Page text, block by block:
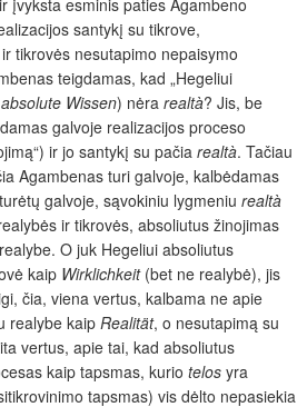
įvyksta esminis paties Agambeno
santykį su tikrove,
tikrovės nesutapimo nepaisymo
teigdamas, kad „Hegeliui
Wissen) nėra realtà? Jis, be
galvoje realizacijos proceso
ir jo santykį su pačia realtà. Tačiau
Agambenas turi galvoje, kalbėdamas
galvoje, sąvokiniu lygmeniu realtà
ir tikrovės, absoliutus žinojimas
O juk Hegeliui absoliutus
kaip Wirklichkeit(bet ne realybė), jis
čia, viena vertus, kalbama ne apie
realybe kaip Realität, o nesutapimą su
vertus, apie tai, kad absoliutus
kaip tapsmas, kurio telos yra
tapsmas) vis dėlto nepasiekia